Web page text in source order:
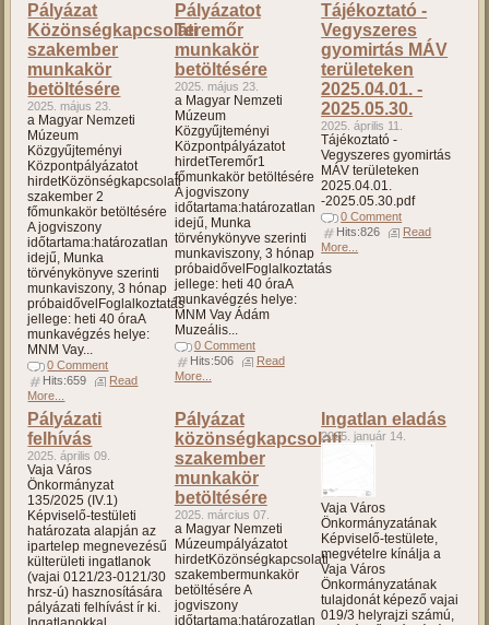
Pályázat
Közönségkapcsolati
szakember
munkakör
betöltésére
2025. május 23.
a Magyar Nemzeti
Múzeum
Közgyűjteményi
Központpályázatot
hirdetKözönségkapcsolati
szakember 2
főmunkakör betöltésére
A jogviszony
időtartama:határozatlan
idejű, Munka
törvénykönyve szerinti
munkaviszony, 3 hónap
próbaidővelFoglalkoztatás
jellege: heti 40 óraA
munkavégzés helye:
MNM Vay...
0 Comment
Hits:659
Read
More...
Pályázatot
Teremőr
munkakör
betöltésére
2025. május 23.
a Magyar Nemzeti
Múzeum
Közgyűjteményi
Központpályázatot
hirdetTeremőr1
főmunkakör betöltésére
A jogviszony
időtartama:határozatlan
idejű, Munka
törvénykönyve szerinti
munkaviszony, 3 hónap
próbaidővelFoglalkoztatás
jellege: heti 40 óraA
munkavégzés helye:
MNM Vay Ádám
Muzeális...
0 Comment
Hits:506
Read
More...
Tájékoztató -
Vegyszeres
gyomirtás MÁV
területeken
2025.04.01. -
2025.05.30.
2025. április 11.
Tájékoztató -
Vegyszeres gyomirtás
MÁV területeken
2025.04.01.
-2025.05.30.pdf
0 Comment
Hits:826
Read
More...
Pályázati
felhívás
2025. április 09.
Vaja Város
Önkormányzat
135/2025 (IV.1)
Képviselő-testületi
határozata alapján az
ipartelep megnevezésű
külterületi ingatlanok
(vajai 0121/23-0121/30
hrsz-ú) hasznosítására
pályázati felhívást ír ki.
Pályázat
közönségkapcsolati
szakember
munkakör
betöltésére
2025. március 07.
a Magyar Nemzeti
Múzeumpályázatot
hirdetKözönségkapcsolati
szakembermunkakör
betöltésére A
jogviszony
időtartama:határozatlan
Ingatlan eladás
2025. január 14.
Vaja Város
Önkormányzatának
Képviselő-testülete,
megvételre kínálja a
Vaja Város
Önkormányzatának
tulajdonát képező vajai
019/3 helyrajzi számú,